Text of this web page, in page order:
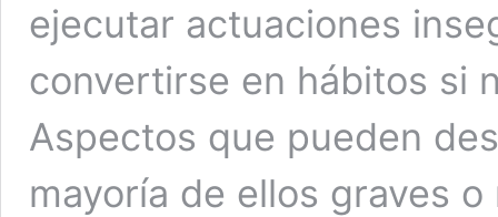
ejecutar actuaciones
convertirse en hábitos si
Aspectos que pueden
mayoría de ellos graves